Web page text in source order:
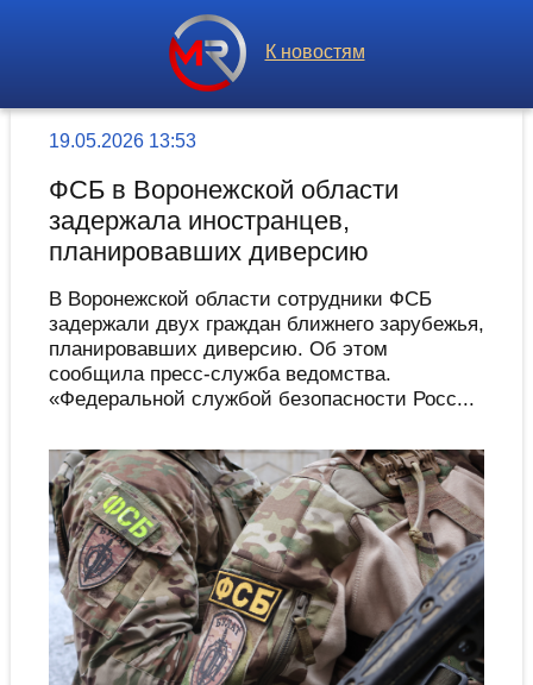
К новостям
19.05.2026 13:53
ФСБ в Воронежской области
задержала иностранцев,
планировавших диверсию
В Воронежской области сотрудники ФСБ
задержали двух граждан ближнего зарубежья,
планировавших диверсию. Об этом
сообщила пресс-служба ведомства.
«Федеральной службой безопасности Росс...